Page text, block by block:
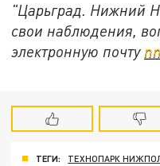
"Царьград. Нижний
свои наблюдения,
электронную почту
ТЕГИ:
ТЕХНОПАРК